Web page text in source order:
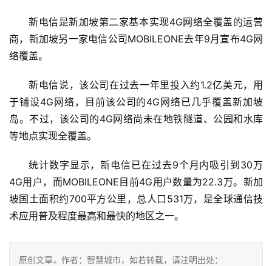
新电信是新加坡第二家基本实现4G网络全覆盖的运营
商，新加坡另一家电信公司MOBILEONE去年9月宣布4G网
络覆盖。
新电信说，该公司在过去一年里投入约1.2亿美元，用
于铺设4G网络，目前该公司的4G网络已几乎覆盖新加坡
岛。不过，该公司的4G网络尚未在地铁隧道、公园和水库
等地点实现全覆盖。
统计数字显示，新电信已在过去9个月内吸引到30万
4G用户，而MOBILEONE目前4G用户数量为22.3万。新加
坡国土面积约700平方公里，总人口531万，是全球通信技
术应用普及程度最高和最快的地区之一。
原创文章，作者：智慧城市，如若转载，请注明出处：